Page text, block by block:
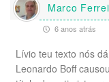
Marco
6 anos atrás
Lívio teu texto nós
Leonardo Boff